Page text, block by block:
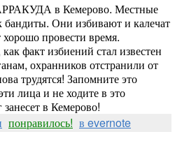
в Кемерово. Местные
бандиты. Они избивают и калечат
провести время.
факт избиений стал известен
охранников отстранили от
трудятся! Запомните это
лица и не ходите в это
занесет в Кемерово!
понравилось! в evernote